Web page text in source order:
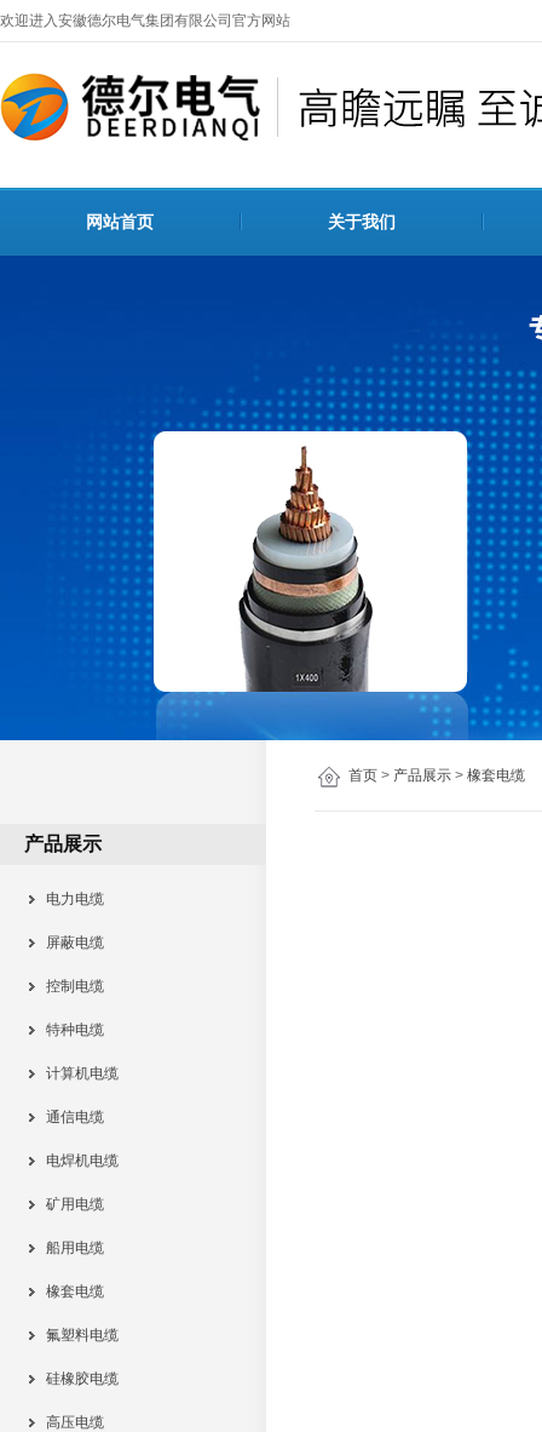
欢迎进入安徽德尔电气集团有限公司官方网站
网站首页 关于我们
首页 > 产品展示 > 橡套电缆
产品展示
电力电缆
屏蔽电缆
控制电缆
特种电缆
计算机电缆
通信电缆
电焊机电缆
矿用电缆
船用电缆
橡套电缆
氟塑料电缆
硅橡胶电缆
高压电缆